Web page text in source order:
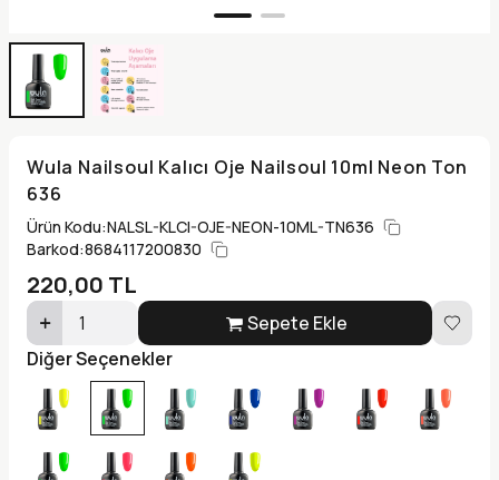
Wula Nailsoul Kalıcı Oje Nailsoul 10ml Neon Ton
636
Ürün Kodu:NALSL-KLCI-OJE-NEON-10ML-TN636
Barkod:8684117200830
220,00 TL
Sepete Ekle
Diğer Seçenekler